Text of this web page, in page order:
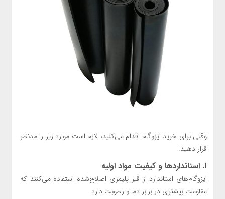
وقتی برای خرید ایزوگام اقدام می‌کنید، لازم است موارد زیر را مدنظر
قرار دهید:
۱. استانداردها و کیفیت مواد اولیه
ایزوگام‌های استاندارد از قیر پلیمری اصلاح‌شده استفاده می‌کنند که
مقاومت بیشتری در برابر دما و رطوبت دارد.